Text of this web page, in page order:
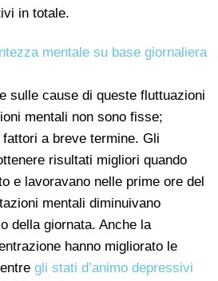
in totale.
mentale su base giornaliera
sulle cause di queste fluttuazioni
mentali non sono fisse;
a breve termine. Gli
risultati migliori quando
e lavoravano nelle prime ore del
mentali diminuivano
della giornata. Anche la
hanno migliorato le
gli stati d’animo depressivi